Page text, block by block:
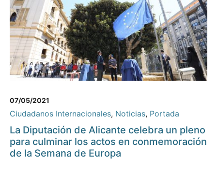
07/05/2021
Ciudadanos Internacionales, Noticias, Portada
La Diputación de Alicante celebra un pleno
para culminar los actos en conmemoración
de la Semana de Europa